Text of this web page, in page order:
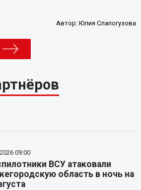
Автор:Юлия Слапогузова
09:00
ВСУ атаковали
область в ночь на